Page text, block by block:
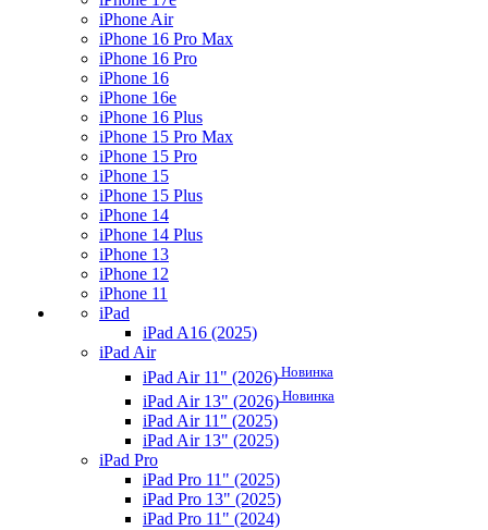
iPhone Air
iPhone 16 Pro Max
iPhone 16 Pro
iPhone 16
iPhone 16e
iPhone 16 Plus
iPhone 15 Pro Max
iPhone 15 Pro
iPhone 15
iPhone 15 Plus
iPhone 14
iPhone 14 Plus
iPhone 13
iPhone 12
iPhone 11
iPad
iPad A16 (2025)
iPad Air
iPad Air 11" (2026) Новинка
iPad Air 13" (2026) Новинка
iPad Air 11" (2025)
iPad Air 13" (2025)
iPad Pro
iPad Pro 11" (2025)
iPad Pro 13" (2025)
iPad Pro 11" (2024)